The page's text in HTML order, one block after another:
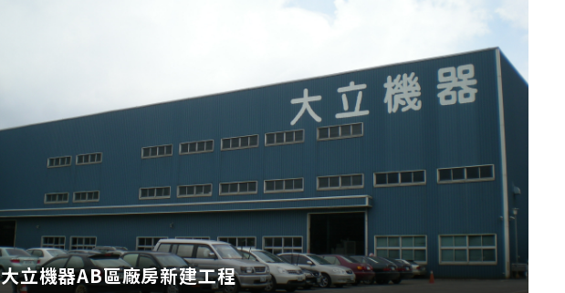
大立機器AB區廠房新建工程